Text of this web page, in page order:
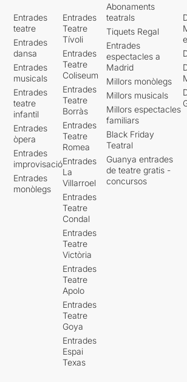
Entrades
teatre
Entrades
dansa
Entrades
musicals
Entrades
teatre
infantil
Entrades
òpera
Entrades
improvisació
Entrades
monòlegs
Entrades
Teatre
Tívoli
Entrades
Teatre
Coliseum
Entrades
Teatre
Borràs
Entrades
Teatre
Romea
Entrades
La
Villarroel
Entrades
Teatre
Condal
Entrades
Teatre
Victòria
Entrades
Teatre
Apolo
Entrades
Teatre
Goya
Entrades
Espai
Texas
Abonaments
teatrals
Tiquets Regal
Entrades
espectacles a
Madrid
Millors monòlegs
Millors musicals
Millors espectacles
familiars
Black Friday
Teatral
Guanya entrades
de teatre gratis -
concursos